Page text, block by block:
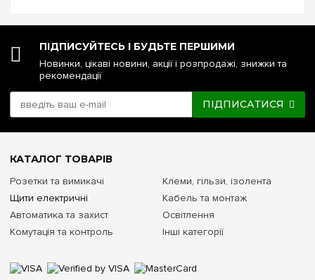
ПІДПИСУЙТЕСЬ І БУДЬТЕ ПЕРШИМИ
Новинки, цікаві новини, акції і розпродажі, знижки та
рекомендації
ПІДПИСАТИСЯ
КАТАЛОГ ТОВАРІВ
Розетки та вимикачі
Щити електричні
Автоматика та захист
Комутація та контроль
Клеми, гільзи, ізолента
Кабель та монтаж
Освітлення
Інші категорії